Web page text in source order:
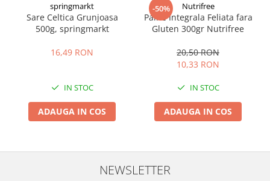
springmarkt
Sare Celtica Grunjoasa
500g, springmarkt
16,49 RON
IN STOC
ADAUGA IN COS
-50% Nutrifree
Paine Integrala Feliata fara
Gluten 300gr Nutrifree
20,50 RON
10,33 RON
IN STOC
ADAUGA IN COS
NEWSLETTER